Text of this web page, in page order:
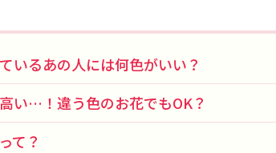
いるあの人には何色がいい？
い…！違う色のお花でもOK？
て？